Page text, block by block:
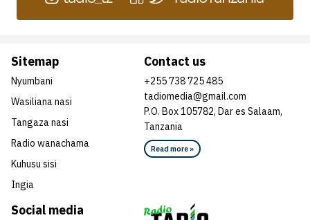
Social media
Sitemap
Nyumbani
Wasiliana nasi
Tangaza nasi
Radio wanachama
Kuhusu sisi
Ingia
Contact us
+255 738 725 485
tadiomedia@gmail.com
P.O. Box 105782, Dar es Salaam,
Tanzania
Read more »